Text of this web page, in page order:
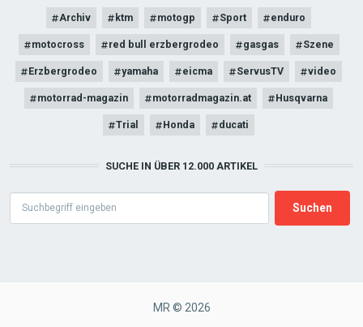
Archiv ktm motogp Sport enduro
motocross red bull erzbergrodeo gasgas Szene
Erzbergrodeo yamaha eicma ServusTV video
motorrad-magazin motorradmagazin.at Husqvarna
Trial Honda ducati
SUCHE IN ÜBER 12.000 ARTIKEL
MR © 2026